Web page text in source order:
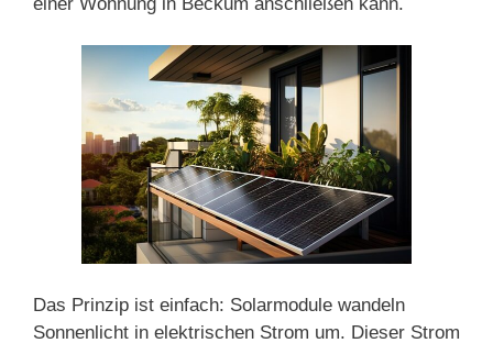
Das Prinzip ist einfach: Solarmodule wandeln
Sonnenlicht in elektrischen Strom um. Dieser Strom